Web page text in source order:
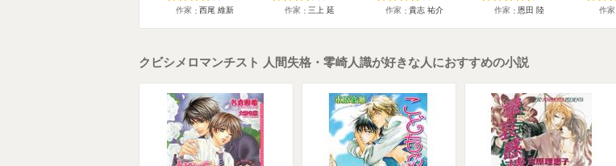
作家 西尾 維新 作家 三上 延 作家 貴志 祐介 作家 恩田 陸 作家
クビシメロマンチスト 人間失格・零崎人識が好きな人におすすめの小説